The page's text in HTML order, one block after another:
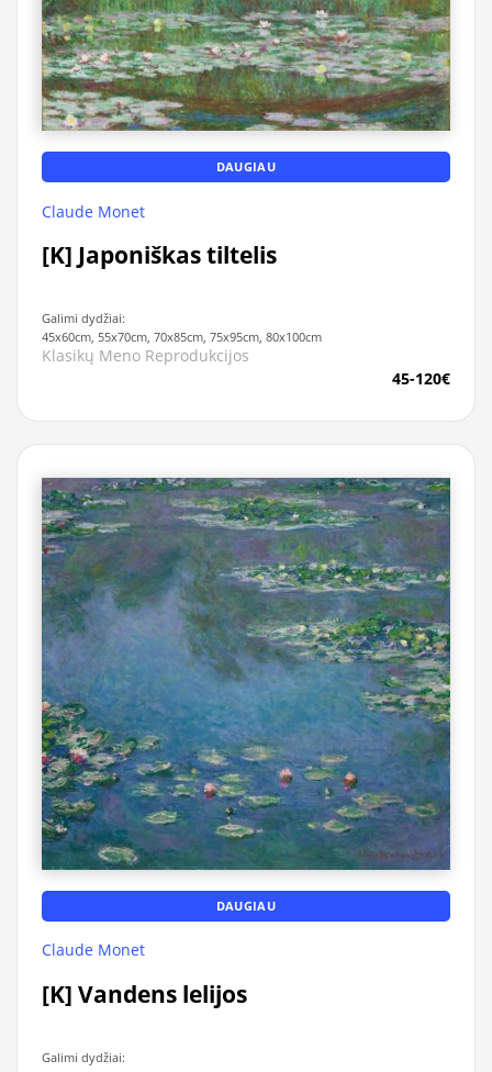
DAUGIAU
Claude Monet
[K] Japoniškas tiltelis
Galimi dydžiai:
45x60cm, 55x70cm, 70x85cm, 75x95cm, 80x100cm
Klasikų Meno Reprodukcijos
45-120€
DAUGIAU
Claude Monet
[K] Vandens lelijos
Galimi dydžiai: